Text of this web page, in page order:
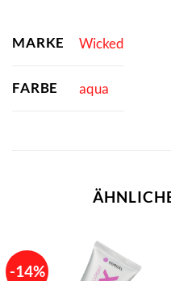
MARKE Wicked
FARBE aqua
-14%